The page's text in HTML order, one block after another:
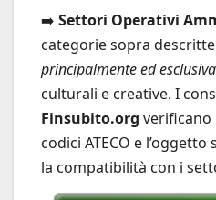
➡️ Settori Operativi
categorie sopra
principalmente ed
culturali e creative. I
Finsubito.org verificano
codici ATECO e
la compatibilità con i